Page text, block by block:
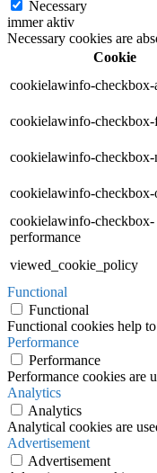
Necessary
immer aktiv
Necessary cookies are
Cookie
cookielawinfo-checkbox-
cookielawinfo-
cookielawinfo-checkbox-
cookielawinfo-checkbox-
cookielawinfo-checkbox-
performance
viewed_cookie_policy
Functional
Functional
Functional cookies help
Performance
Performance
Performance cookies are
Analytics
Analytics
Analytical cookies are
Advertisement
Advertisement